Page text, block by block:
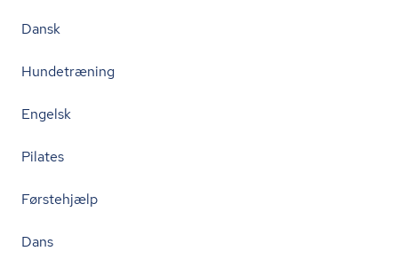
Dansk
Hundetræning
Engelsk
Pilates
Førstehjælp
Dans